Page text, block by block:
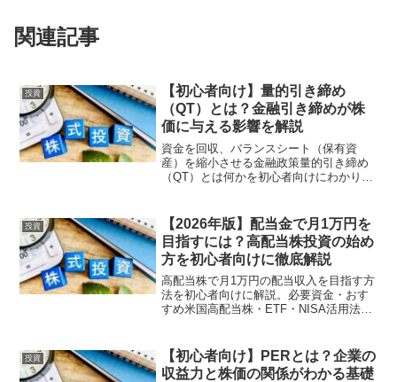
関連記事
投資
【初心者向け】量的引き締め
（QT）とは？金融引き締めが株
価に与える影響を解説
資金を回収、バランスシート（保有資
産）を縮小させる金融政策量的引き締め
（QT）とは何かを初心者向けにわかりや
ついてやさしく紹介します。量的引き締
め（QT）とは？量的引...
投資
【2026年版】配当金で月1万円を
目指すには？高配当株投資の始め
方を初心者向けに徹底解説
高配当株で月1万円の配当収入を目指す方
法を初心者向けに解説。必要資金・おす
すめ米国高配当株・ETF・NISA活用法ま
入ったらいいな…」そんな理由から人気
なのが、高配当株投...
投資
【初心者向け】PERとは？企業の
収益力と株価の関係がわかる基礎